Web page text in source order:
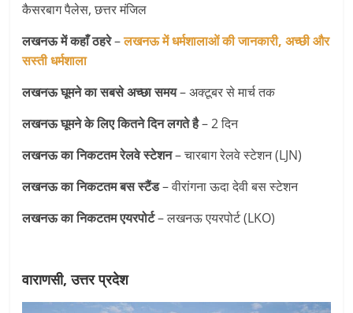
कैसरबाग पैलेस, छत्तर मंजिल
लखनऊ में कहाँ ठहरे–लखनऊ में धर्मशालाओं की जानकारी, अच्छी और
सस्ती धर्मशाला
लखनऊ घूमने का सबसे अच्छा समय– अक्टूबर से मार्च तक
लखनऊ घूमने के लिए कितने दिन लगते है– 2 दिन
लखनऊ का निकटतम रेलवे स्टेशन– चारबाग रेलवे स्टेशन (LJN)
लखनऊ का निकटतमबस स्टैंड– वीरांगना ऊदा देवी बस स्टेशन
लखनऊ का निकटतम एयरपोर्ट– लखनऊ एयरपोर्ट (LKO)
वाराणसी, उत्तर प्रदेश